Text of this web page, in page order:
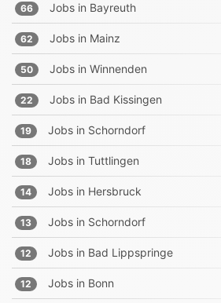
66 Jobs in Bayreuth
62 Jobs in Mainz
50 Jobs in Winnenden
22 Jobs in Bad Kissingen
19 Jobs in Schorndorf
18 Jobs in Tuttlingen
14 Jobs in Hersbruck
13 Jobs in Schorndorf
12 Jobs in Bad Lippspringe
12 Jobs in Bonn